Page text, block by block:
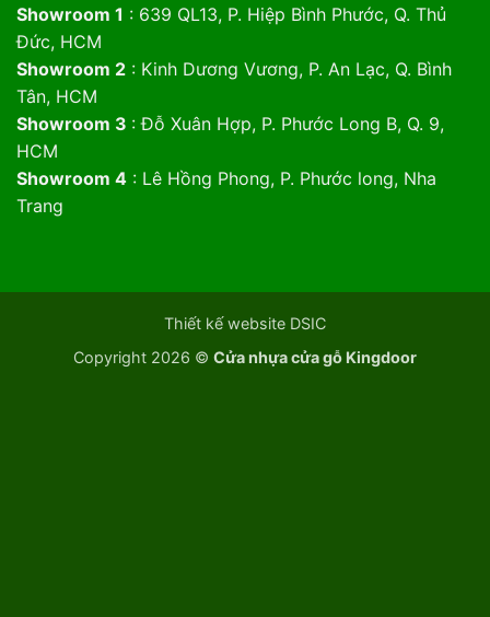
Showroom 1 : 639 QL13, P. Hiệp Bình Phước, Q. Thủ
Đức, HCM
Showroom 2: Kinh Dương Vương, P. An Lạc, Q. Bình
Tân, HCM
Showroom 3 : Đỗ Xuân Hợp, P. Phước Long B, Q. 9,
HCM
Showroom 4: Lê Hồng Phong, P. Phước long, Nha
Trang
Thiết kế website DSIC
Copyright 2026 © Cửa nhựa cửa gỗ Kingdoor